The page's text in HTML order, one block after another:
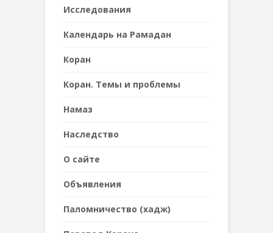
Исследования
Календарь на Рамадан
Коран
Коран. Темы и проблемы
Намаз
Наследствo
О сайте
Объявления
Паломничество (хадж)